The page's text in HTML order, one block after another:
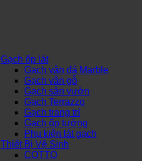
Gạch ốp lát
Gạch vân đá Marble
Gạch vân gỗ
Gạch sân vườn
Gạch Terrazzo
Gạch trang trí
Gạch ốp tường
Phụ kiện lát gạch
Thiết Bị Vệ Sinh
COTTO